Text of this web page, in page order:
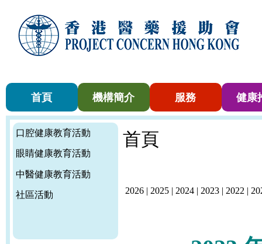
首頁 機構簡介 服務 健康
口腔健康教育活動
眼睛健康教育活動
中醫健康教育活動
社區活動
首頁
2026 | 2025 | 2024 | 2023 | 2022 |